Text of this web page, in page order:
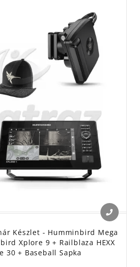
Készlet - Humminbird Mega
Xplore 9 + Railblaza HEXX
30 + Baseball Sapka